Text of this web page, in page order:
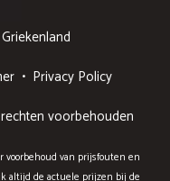
Griekenland
• Privacy Policy
voorbehouden
voorbehoud van prijsfouten en
altijd de actuele prijzen bij de